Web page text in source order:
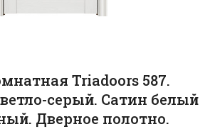
Triadoors 587.
серый. Сатин белый
Дверное полотно.